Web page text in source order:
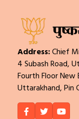
Address:Chief
4 Subash Road,
Fourth Floor New
Uttarakhand, Pin